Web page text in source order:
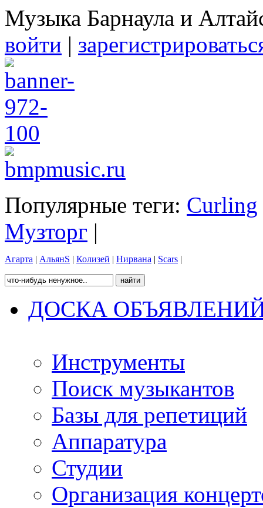
Музыка Барнаула и
войти |
Популярные теги: Curling
Музторг |
Агарта | АльянS | Колизей | Нирвана | Scars |
ДОСКА
Инструменты
Поиск музыкантов
Базы для репетиций
Аппаратура
Студии
Организация